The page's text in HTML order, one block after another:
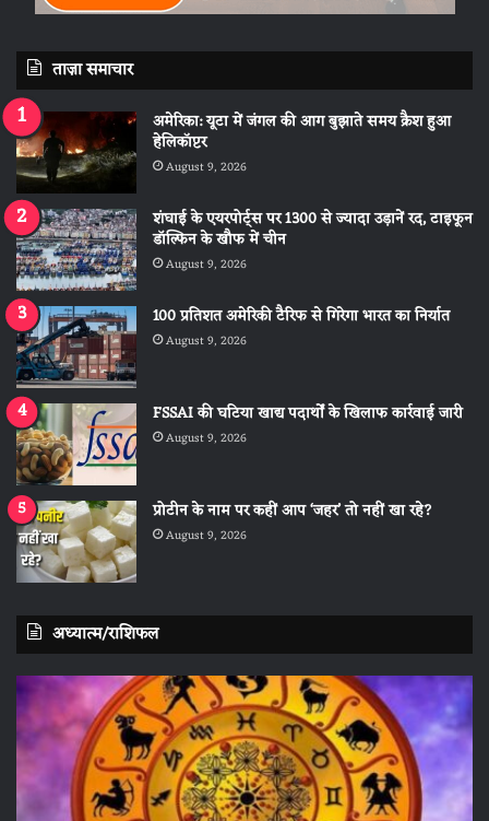
ताज़ा समाचार
अमेरिका: यूटा में जंगल की आग बुझाते समय क्रैश हुआ
हेलिकॉप्टर
August 9, 2026
शंघाई के एयरपोर्ट्स पर 1300 से ज्यादा उड़ानें रद, टाइफून
डॉल्फिन के खौफ में चीन
August 9, 2026
100 प्रतिशत अमेरिकी टैरिफ से गिरेगा भारत का निर्यात
August 9, 2026
FSSAI की घटिया खाद्य पदार्थों के खिलाफ कार्रवाई जारी
August 9, 2026
प्रोटीन के नाम पर कहीं आप ‘जहर’ तो नहीं खा रहे?
August 9, 2026
अध्यात्म/राशिफल